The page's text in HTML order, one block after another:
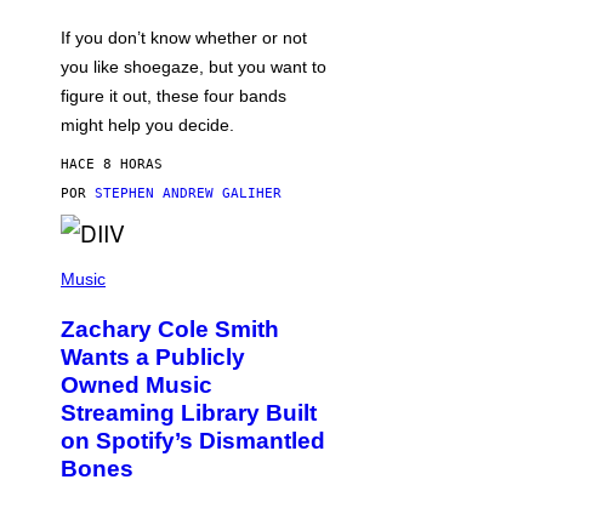
L
G
A
T
O
G
T
T
Y
M
A
E
S
If you don’t know whether or not
you like shoegaze, but you want to
figure it out, these four bands
might help you decide.
HACE 8 HORAS
POR STEPHEN ANDREW GALIHER
P
T
O
B
Y
R
O
B
E
R
Music
Zachary Cole Smith
Wants a Publicly
Owned Music
Streaming Library Built
on Spotify’s Dismantled
Bones